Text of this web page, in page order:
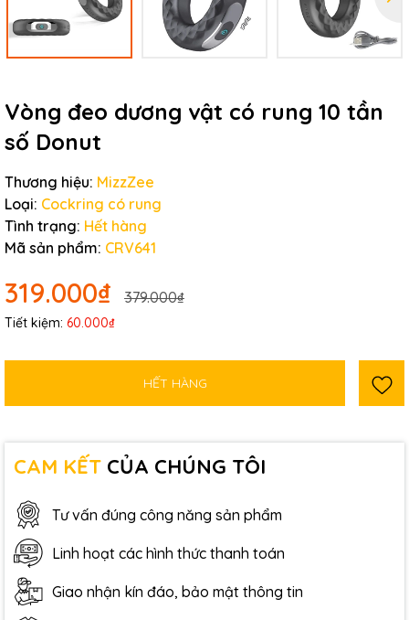
Vòng đeo dương vật có rung 10 tần
số Donut
Thương hiệu: MizzZee
Loại: Cockring có rung
Tình trạng: Hết hàng
Mã sản phẩm: CRV641
319.000₫ 379.000₫
Tiết kiệm: 60.000₫
HẾT HÀNG
CAM KẾT CỦA CHÚNG TÔI
Tư vấn đúng công năng sản phẩm
Linh hoạt các hình thức thanh toán
Giao nhận kín đáo, bảo mật thông tin